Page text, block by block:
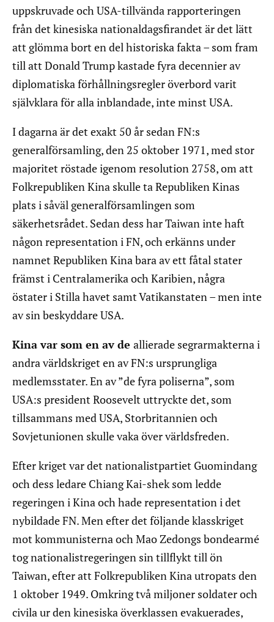
uppskruvade och USA-tillvända rapporteringen
från det kinesiska nationaldagsfirandet är det lätt
att glömma bort en del historiska fakta – som fram
till att Donald Trump kastade fyra decennier av
diplomatiska förhållningsregler överbord varit
självklara för alla inblandade, inte minst USA.
I dagarna är det exakt 50 år sedan FN:s
generalförsamling, den 25 oktober 1971, med stor
majoritet röstade igenom resolution 2758, om att
Folkrepubliken Kina skulle ta Republiken Kinas
plats i såväl generalförsamlingen som
säkerhetsrådet. Sedan dess har Taiwan inte haft
någon representation i FN, och erkänns under
namnet Republiken Kina bara av ett fåtal stater
främst i Centralamerika och Karibien, några
östater i Stilla havet samt Vatikanstaten – men inte
av sin beskyddare USA.
Kina var som en av de allierade segrarmakterna i
andra världskriget en av FN:s ursprungliga
medlemsstater. En av ”de fyra poliserna”, som
USA:s president Roosevelt uttryckte det, som
tillsammans med USA, Storbritannien och
Sovjetunionen skulle vaka över världsfreden.
Efter kriget var det nationalistpartiet Guomindang
och dess ledare Chiang Kai-shek som ledde
regeringen i Kina och hade representation i det
nybildade FN. Men efter det följande klasskriget
mot kommunisterna och Mao Zedongs bondearmé
tog nationalistregeringen sin tillflykt till ön
Taiwan, efter att Folkrepubliken Kina utropats den
1 oktober 1949. Omkring två miljoner soldater och
civila ur den kinesiska överklassen evakuerades,